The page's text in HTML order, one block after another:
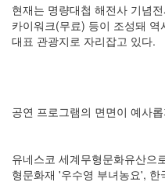
현재는 명량대첩 해전사 기념
카이워크(무료) 등이 조성돼
대표 관광지로 자리잡고 있다.
공연 프로그램의 면면이 예사
유네스코 세계무형문화유산으
형문화재 '우수영 부녀농요',